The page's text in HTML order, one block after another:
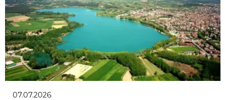
07.07.2026